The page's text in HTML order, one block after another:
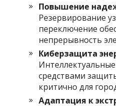
Повышение
Резервирование
переключение
непрерывность
Киберзащита
средствами
критично для
Адаптация к